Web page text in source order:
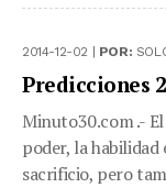
2014-12-02 | POR:
Predicciones
Minuto30.com .-
poder, la
sacrificio, pero